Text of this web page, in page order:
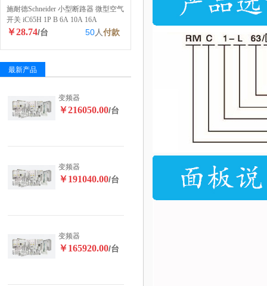
施耐德Schneider 小型断路器 微型空气
开关 iC65H 1P B 6A 10A 16A
￥28.74/台 50人付款
最新产品
变频器
￥216050.00/台
变频器
￥191040.00/台
变频器
￥165920.00/台